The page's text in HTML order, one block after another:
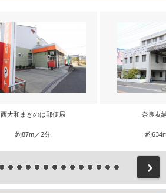
西大和まきのは郵便局
約87m／2分
奈良友
約